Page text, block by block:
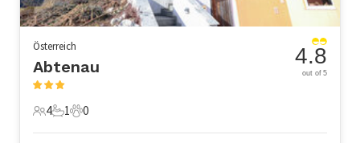
Österreich
Abtenau
4 Gäste
4
1 Badezimmer
1
0 Haustiere
0
4.8
out of 5